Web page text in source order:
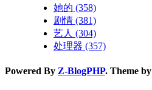
她的 (358)
剧情 (381)
艺人 (304)
处理器 (357)
Powered By Z-BlogPHP. Theme by